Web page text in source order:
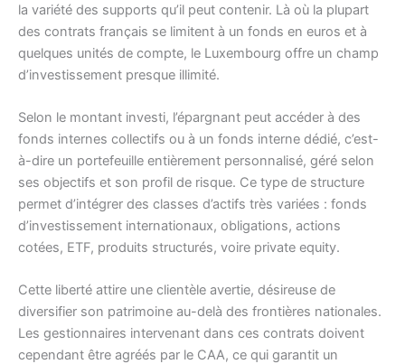
la variété des supports qu’il peut contenir. Là où la plupart
des contrats français se limitent à un fonds en euros et à
quelques unités de compte, le Luxembourg offre un champ
d’investissement presque illimité.
Selon le montant investi, l’épargnant peut accéder à des
fonds internes collectifs ou à un fonds interne dédié, c’est-
à-dire un portefeuille entièrement personnalisé, géré selon
ses objectifs et son profil de risque. Ce type de structure
permet d’intégrer des classes d’actifs très variées : fonds
d’investissement internationaux, obligations, actions
cotées, ETF, produits structurés, voire private equity.
Cette liberté attire une clientèle avertie, désireuse de
diversifier son patrimoine au-delà des frontières nationales.
Les gestionnaires intervenant dans ces contrats doivent
cependant être agréés par le CAA, ce qui garantit un